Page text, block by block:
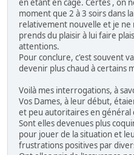
en étant en cage. Certes , on
moment que 2 à 3 soirs dans
relativement nouvelle et je ne
prends du plaisir à lui faire
attentions.
Pour conclure, c'est souvent
devenir plus chaud à certains
Voilà mes interrogations, à
Vos Dames, à leur début,
et peu autoritaires en général
Sont elles devenues plus
pour jouer de la situation et
frustrations positives par